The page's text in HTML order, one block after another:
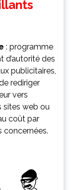
: programme
d’autorité des
publicitaires,
rediriger
vers
sites web ou
coût par
concernées.